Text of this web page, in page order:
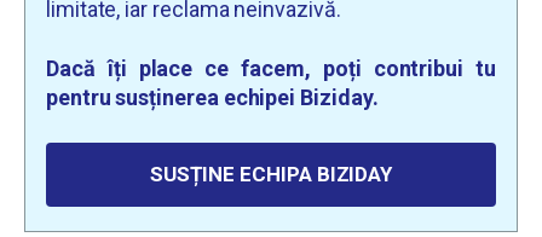
limitate, iar reclama neinvazivă.
Dacă îți place ce facem, poți contribui tu
pentru susținerea echipei Biziday.
SUSȚINE ECHIPA BIZIDAY